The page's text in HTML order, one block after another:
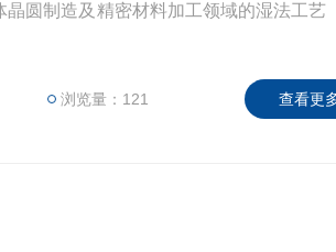
圆制造及精密材料加工领域的湿法工艺
浏览量：121 查看更